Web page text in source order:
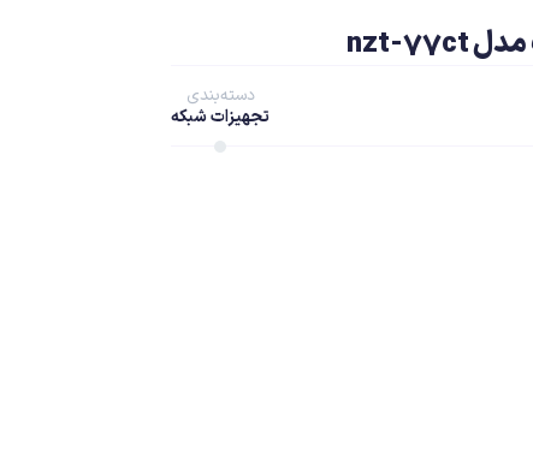
دسته‌بندی
تجهیزات شبکه